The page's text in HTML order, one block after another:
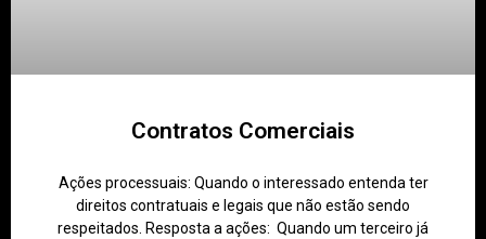
Contratos Comerciais
Ações processuais: Quando o interessado entenda ter
direitos contratuais e legais que não estão sendo
respeitados. Resposta a ações: Quando um terceiro já